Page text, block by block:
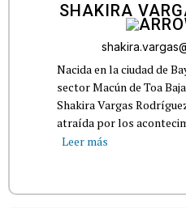
SHAKIRA
Nacida en la ciudad de
sector Macún de Toa
Shakira Vargas
atraída por los
Leer más